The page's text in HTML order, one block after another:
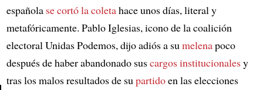
española se cortó la coletahace unos días, literal y
metafóricamente. Pablo Iglesias, icono de la coalición
electoral Unidas Podemos, dijo adiós a sumelenapoco
después de haber abandonado suscargos institucionalesy
tras los malos resultados de supartidoen las elecciones